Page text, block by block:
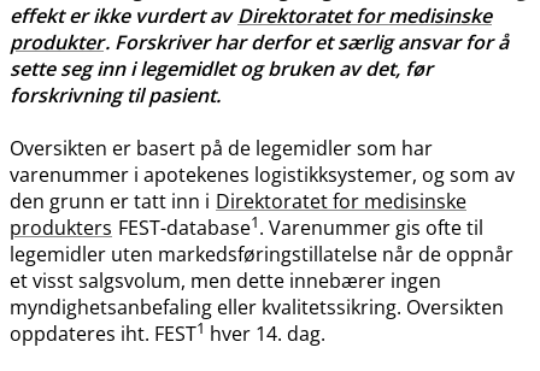
effekt er ikke vurdert avDirektoratet for medisinske
produkter. Forskriver har derfor et særlig ansvar for å
sette seg inn i legemidlet og bruken av det, før
forskrivning til pasient.
Oversikten er basert på de legemidler som har
varenummer i apotekenes logistikksystemer, og som av
den grunn er tatt inn i Direktoratet for medisinske
produkters FEST-database1. Varenummer gis ofte til
legemidler uten markedsføringstillatelse når de oppnår
et visst salgsvolum, men dette innebærer ingen
myndighetsanbefaling eller kvalitetssikring. Oversikten
oppdateres iht. FEST1 hver 14. dag.